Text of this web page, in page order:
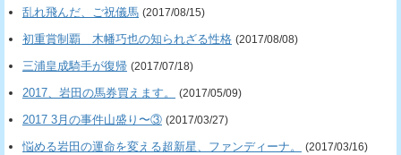
乱れ飛んだ、ご祝儀馬 (2017/08/15)
初重賞制覇 木幡巧也の知られざる性格 (2017/08/08)
三浦皇成騎手が復帰 (2017/07/18)
2017、岩田の馬券買えます。 (2017/05/09)
2017 3月の事件山盛り〜③ (2017/03/27)
悩める岩田の運命を変える超新星、ファンディーナ。 (2017/03/16)